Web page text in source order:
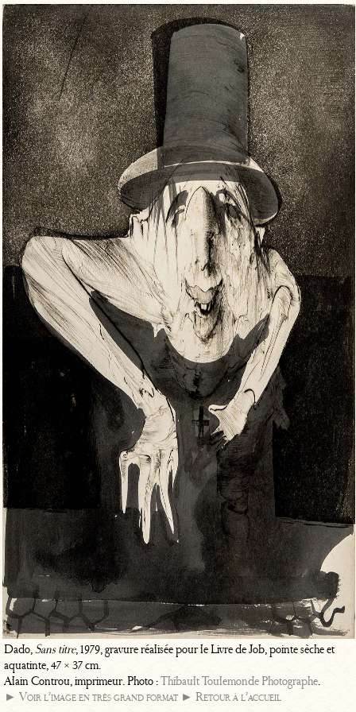
Dado,Sans titre, 1979, gravure réalisée pour le Livre de Job, pointe sèche et
aquatinte, 47 × 37 cm.
Alain Controu, imprimeur. Photo :Thibault Toulemonde Photographe.
► Voir l’image en très grand format ► Retour à l’accueil